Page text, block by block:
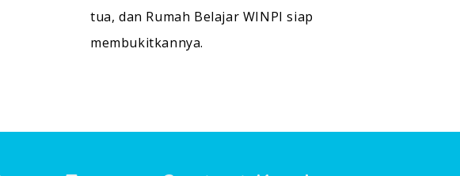
tua, dan Rumah Belajar WINPI siap
membukitkannya.